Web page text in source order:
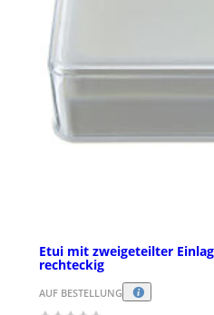
Etui mit zweigeteilter
rechteckig
AUF BESTELLUNG